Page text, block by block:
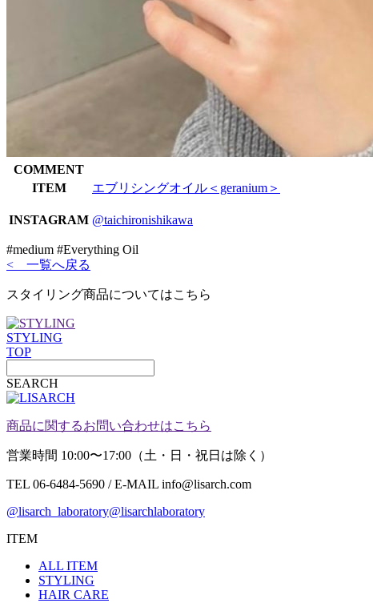
COMMENT
ITEM
エブリシングオイル＜geranium＞
INSTAGRAM @taichironishikawa
#medium #Everything Oil
< 一覧へ戻る
スタイリング商品についてはこちら
STYLING
TOP
SEARCH
商品に関するお問い合わせはこちら
営業時間 10:00〜17:00（土・日・祝日は除く）
TEL 06-6484-5690 / E-MAIL info@lisarch.com
@lisarch_laboratory@lisarchlaboratory
ITEM
ALL ITEM
STYLING
HAIR CARE